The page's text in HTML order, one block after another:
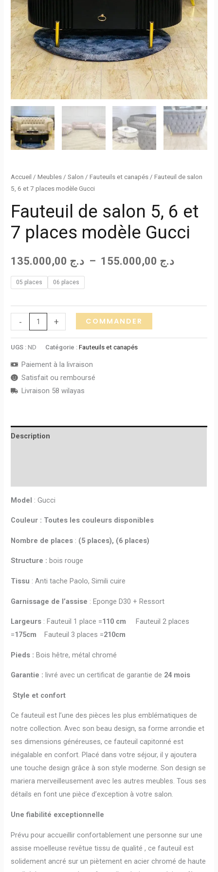
Accueil /Meubles /Salon /Fauteuils et canapés / Fauteuil de salon
5, 6 et 7 places modèle Gucci
Fauteuil de salon 5, 6 et
7 places modèle Gucci
د.ج – د.ج
05 places 06 places
- + COMMANDER
UGS :ND Catégorie :Fauteuils et canapés
Paiement à la livraison
Satisfait ou remboursé
Livraison 58 wilayas
Description
Model : Gucci
Couleur : Toutes les couleurs disponibles
Nombre de places : (5 places), (6 places)
Structure : bois rouge
Tissu : Anti tache Paolo, Simili cuire
Garnissage de l’assise : Eponge D30 + Ressort
Largeurs : Fauteuil 1 place =110 cm Fauteuil 2 places
=175cm Fauteuil 3 places =210cm
Pieds :Bois hêtre, métal chromé
Garantie :livré avec un certificat de garantie de 24 mois
Style et confort
Ce fauteuil est l’une des pièces les plus emblématiques de
notre collection. Avec son beau design, sa forme arrondie et
ses dimensions généreuses, ce fauteuil capitonné est
inégalable en confort. Placé dans votre séjour, il y ajoutera
une touche design grâce à son style moderne. Son design se
mariera merveilleusement avec les autres meubles. Tous ses
détails en font une pièce d’exception à votre salon.
Une fiabilité exceptionnelle
Prévu pour accueillir confortablement une personne sur une
assise moelleuse revêtue tissu de qualité , ce fauteuil est
solidement ancré sur un piètement en acier chromé de haute